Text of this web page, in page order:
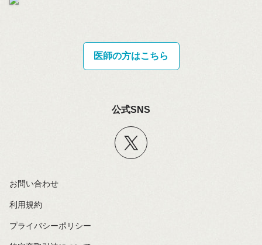
医師の方はこちら
公式SNS
お問い合わせ
利用規約
プライバシーポリシー